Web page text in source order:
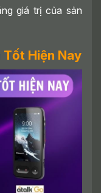
giá trị của sản
Tốt Hiện Nay